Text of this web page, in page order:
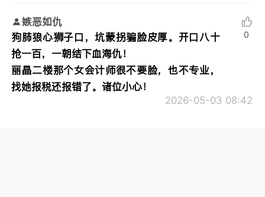
嫉恶如仇
狗肺狼心狮子口，坑蒙拐骗脸皮厚。开口八十
抢一百，一朝结下血海仇！
丽晶二楼那个女会计师很不要脸，也不专业，
找她报税还报错了。诸位小心！
2026-05-03 08:42
0